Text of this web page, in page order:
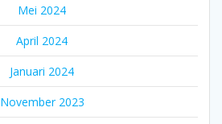
Mei 2024
April 2024
Januari 2024
November 2023